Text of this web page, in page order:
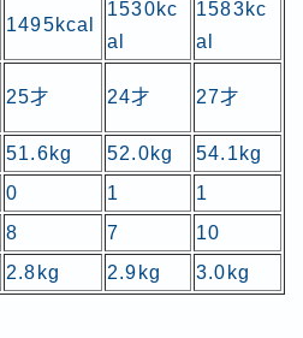
1495kcal
1530kc
al
1583kc
al
25才 24才 27才
51.6kg 52.0kg
54.1kg
0 1
1
8 7
10
2.8kg 2.9kg 3.0kg